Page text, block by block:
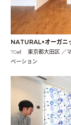
NATURAL×オーガニ
70㎡
東京都大田区 ／
ベーション